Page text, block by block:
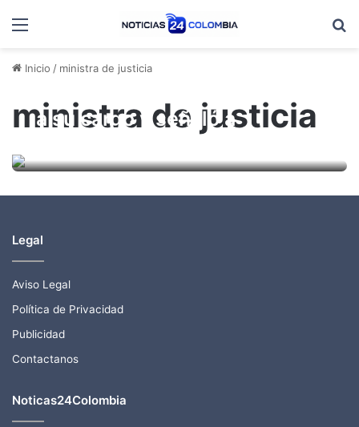
Menú
Inicio / ministra de justicia
ministra de justicia
a su cargo y señaló a
Legal
Aviso Legal
Política de Privacidad
Publicidad
Contactanos
Noticas24Colombia